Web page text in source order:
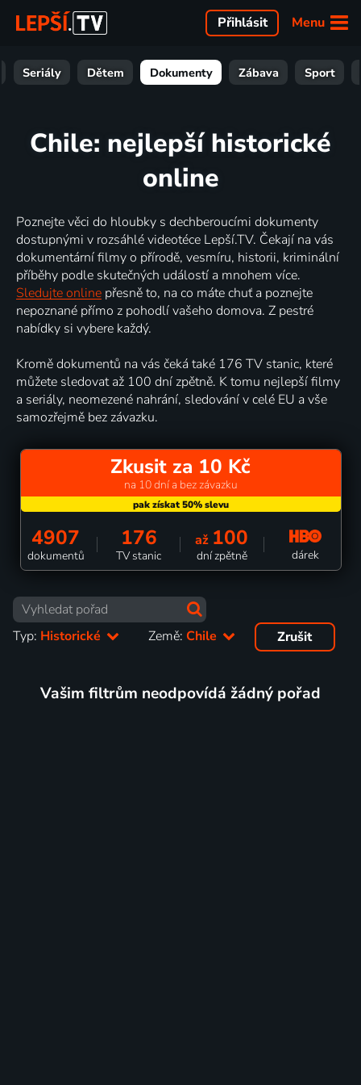
Menu
Přihlásit
Seriály Dětem Dokumenty Zábava Sport
Chile: nejlepší historické
online
Poznejte věci do hloubky s dechberoucími dokumenty
dostupnými v rozsáhlé videotéce Lepší.TV. Čekají na vás
dokumentární filmy o přírodě, vesmíru, historii, kriminální
příběhy podle skutečných událostí a mnohem více.
Sledujte online přesně to, na co máte chuť a poznejte
nepoznané přímo z pohodlí vašeho domova. Z pestré
nabídky si vybere každý.
Kromě dokumentů na vás čeká také 176 TV stanic, které
můžete sledovat až 100 dní zpětně. K tomu nejlepší filmy
a seriály, neomezené nahrání, sledování v celé EU a vše
samozřejmě bez závazku.
Zkusit za 10 Kč
na 10 dní a bez závazku
4907
dokumentů
176
TV stanic
až 100
dní zpětně dárek
Typ: Historické Země:Chile Zrušit
Vašim filtrům neodpovídá žádný pořad